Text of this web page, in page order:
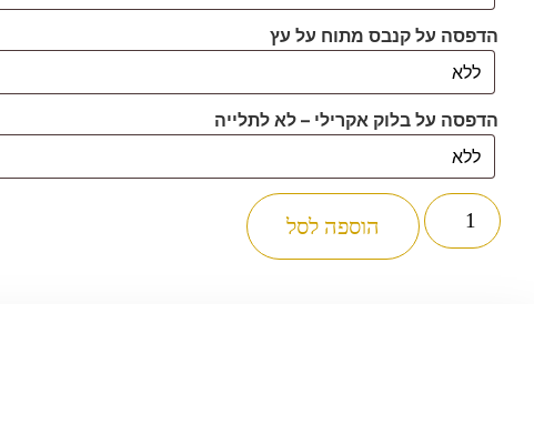
הדפסה על קנבס מתוח על עץ
הדפסה על בלוק אקרילי – לא לתלייה
כמות
של
3135
הוספה לסל